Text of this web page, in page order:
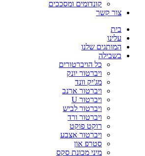
קונדומים ומסככים
צור קשר
בית
עלינו
המותגים שלנו
בשבילה
כל הויברטורים
ויברטור יונק
מג'יק וונד
ויברטור ארנב
ויברטור U
ויברטור לביש
ויברטור ורד
רוקט פוקט
ויברטור אצבע
סטרפ און
מיני מכונת סקס